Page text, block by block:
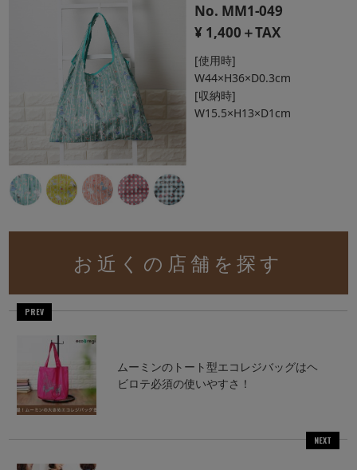
No. MM1-049
¥ 1,400＋TAX
[使用時]
W44×H36×D0.3cm
[収納時]
W15.5×H13×D1cm
お近くの店舗を探す
PREV
ムーミンのトート型エコレジバッグはヘ
ビロテ必須の使いやすさ！
NEXT